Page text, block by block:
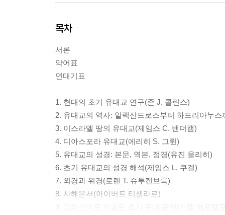
목차
서론
약어표
연대기표
1. 현대의 초기 유대교 연구(존 J. 콜린스)
2. 유대교의 역사: 알렉산드로스부터 하드리아누
3. 이스라엘 땅의 유대교(제임스 C. 밴더캠)
4. 디아스포라 유대교(에리히 S. 그륀)
5. 유대교의 성경: 본문, 역본, 정경(유진 울리히)
6. 초기 유대교의 성경 해석(제임스 L. 쿠겔)
7. 외경과 위경(로렌 T. 슈투켄브룩)
8. 사해문서(아이버트 티첼라르)